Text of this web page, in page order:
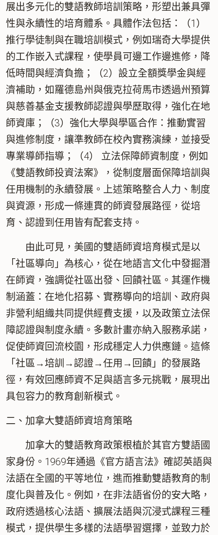
展出多元化的雙語教師培訓策略，形塑出兼具彈
性與永續性的培育體系。具體作法包括：（1）
推行學徒制與在職培訓模式，例如瑞奇大學提供
的工作嵌入式課程，使學員可邊工作邊進修，降
低時間與經濟負擔；（2）設立全額獎學金與經
濟補助，如羅德島州與俄克拉荷馬市透過州預算
與慈善基金支援教師認證與學歷取得，強化在地
師資庫；（3）強化大學與學區合作：推動實習
與進修制度，讓準教師在校內實務演練，並接受
專業導師指導；（4） 立法保障師資制度，例如
《雙語教師投資法案》，從制度層面保障培訓與
任用機制的永續發展。上述策略整合人力、制度
與資源，形成一條連貫的師資發展路徑，從培
育、認證到任用皆有配套支持。
由此可見，美國的雙語師資培育模式是以
「 社區導向 」為核心，從在地語言文化中發掘潛
在師資，強調從社區出發、回饋社區 。其運作機
制涵蓋：在地化招募、實務導向的培訓、政府與
非營利組織共同提供經費支援，以及政策立法保
障認證與制度永續。多數計畫亦納入服務承諾，
促使師資回流校園，形成穩定人力供應鏈。這條
「 社區→培訓→認證→任用→回饋 」的發展路
徑，有效回應師資不足與語言多元挑戰，展現出
具包容力的教育創新模式。
二、加拿大雙語師資培育策略
加拿大的雙語教育政策根植於其官方雙語國
家身份。1969年通過《官方語言法》確認英語與
法語在全國的平等地位，進而推動雙語教育的制
度化與普及化。例如，在非法語省份的安大略，
政府透過核心法語、擴展法語與沉浸式課程三種
模式，提供學生多樣的法語學習選擇，並致力於